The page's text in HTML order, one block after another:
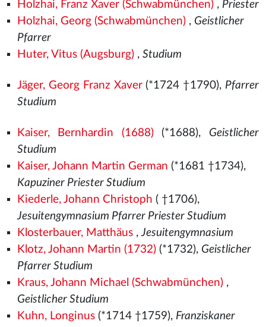
Holzhai, Franz Xaver (Schwabmünchen), Priester
Holzhai, Georg (Schwabmünchen), Geistlicher
Pfarrer
Huter, Vitus (Augsburg), Studium
Jäger, Georg Franz Xaver(*1724 †1790), Pfarrer
Studium
Kaiser, Bernhardin (1688)(*1688), Geistlicher
Studium
Kaiser, Johann Martin German (*1681 †1734),
Kapuziner Priester Studium
Kiederle, Johann Christoph ( †1706),
Jesuitengymnasium Pfarrer Priester Studium
Klosterbauer, Matthäus,Jesuitengymnasium
Klotz, Johann Martin (1732)(*1732), Geistlicher
Pfarrer Studium
Kraus, Johann Michael (Schwabmünchen),
Geistlicher Studium
Kuhn, Longinus(*1714 †1759), Franziskaner